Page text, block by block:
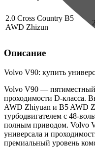
2.0 Cross Country B5
AWD Zhizun
Описание
Volvo V90: купить
Volvo V90 —
проходимости D-класса.
AWD Zhiyuan и B5 AWD
турбодвигателем с 48-
полным приводом. Volvo
универсала и
премиальный уровень